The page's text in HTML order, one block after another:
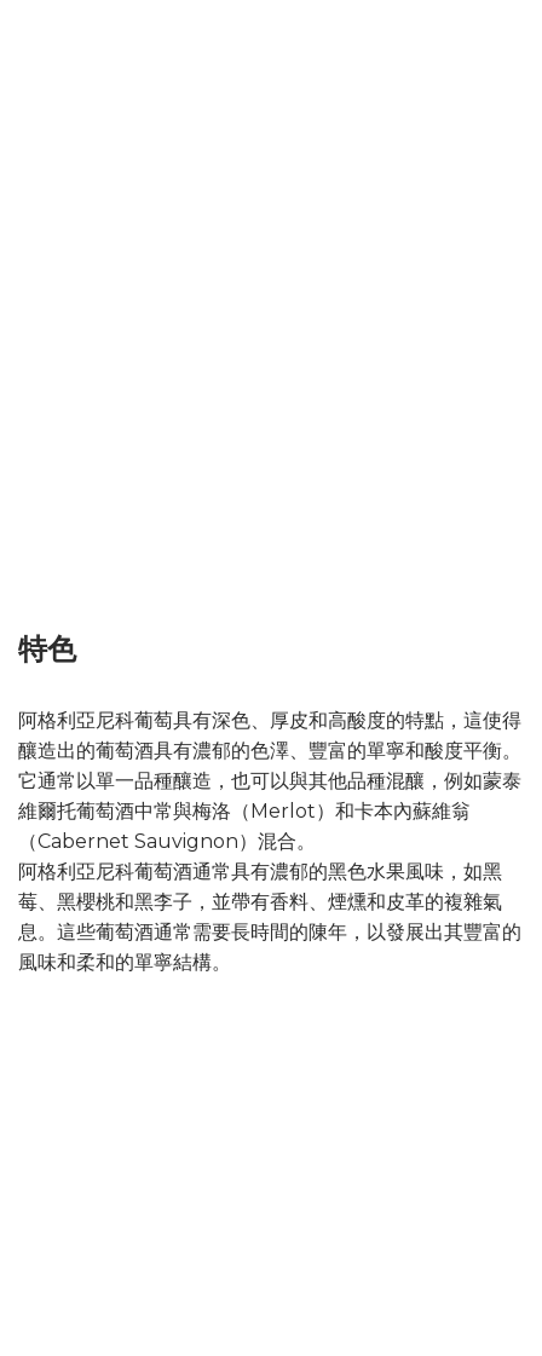
特色
阿格利亞尼科葡萄具有深色、厚皮和高酸度的特點，這使得
釀造出的葡萄酒具有濃郁的色澤、豐富的單寧和酸度平衡。
它通常以單一品種釀造，也可以與其他品種混釀，例如蒙泰
維爾托葡萄酒中常與梅洛（Merlot）和卡本內蘇維翁
（Cabernet Sauvignon）混合。
阿格利亞尼科葡萄酒通常具有濃郁的黑色水果風味，如黑
莓、黑櫻桃和黑李子，並帶有香料、煙燻和皮革的複雜氣
息。這些葡萄酒通常需要長時間的陳年，以發展出其豐富的
風味和柔和的單寧結構。